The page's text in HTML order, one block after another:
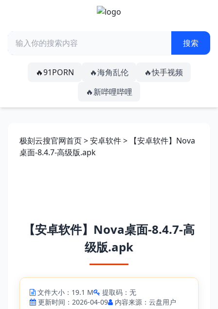
🔥91PORN 🔥海角乱伦
🔥快手视频
🔥新哔哩哔哩
极刻云搜官网首页>安卓软件> 【安卓软件】Nova
桌面-8.4.7-高级版.apk
【安卓软件】Nova桌面-8.4.7-高
级版.apk
文件大小：19.1 M
提取码：无
更新时间：2026-04-09
内容来源：云盘用户